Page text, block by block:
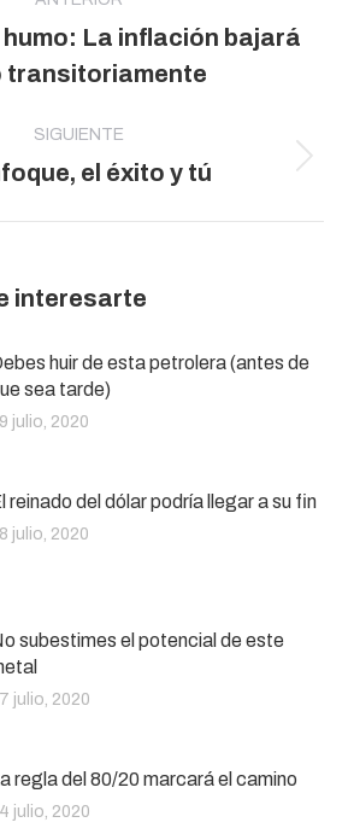
Publicación
anterior:
La inflación bajará
transitoriamente
SIGUIENTE
Publicación
el éxito y tú
interesarte
huir de esta petrolera (antes de
sea tarde)
julio, 2020
reinado del dólar podría llegar a su fin
julio, 2020
subestimes el potencial de este
julio, 2020
regla del 80/20 marcará el camino
julio, 2020